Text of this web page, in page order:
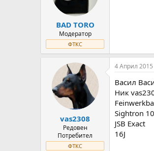
BAD TORO
Модератор
ФТКС
vas2308
Редовен
Потребител
ФТКС
4 Април 2015
Васил
Ник
Sightron
JSB Exact
16J